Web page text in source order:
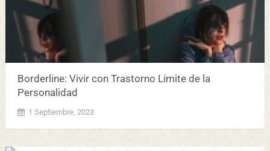
Borderline: Vivir con Trastorno Límite de la
Personalidad
1 Septiembre, 2023